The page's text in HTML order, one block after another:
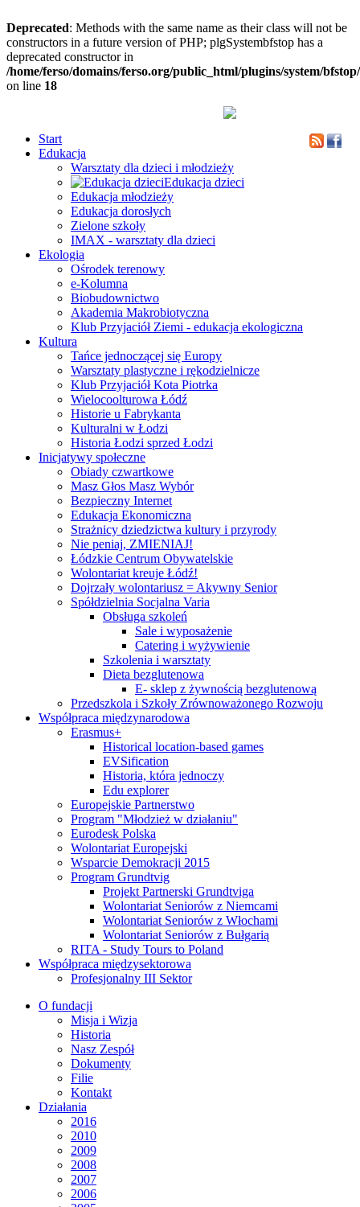
Deprecated: Methods with the same name as their class will not be
constructors in a future version of PHP; plgSystembfstop has a
deprecated constructor in
/home/ferso/domains/ferso.org/public_html/plugins/system/
on line 18
Start
Edukacja
Warsztaty dla dzieci i młodzieży
Edukacja dzieci
Edukacja młodzieży
Edukacja dorosłych
Zielone szkoły
IMAX - warsztaty dla dzieci
Ekologia
Ośrodek terenowy
e-Kolumna
Biobudownictwo
Akademia Makrobiotyczna
Klub Przyjaciół Ziemi - edukacja ekologiczna
Kultura
Tańce jednoczącej się Europy
Warsztaty plastyczne i rękodzielnicze
Klub Przyjaciół Kota Piotrka
Wielocoolturowa Łódź
Historie u Fabrykanta
Kulturalni w Łodzi
Historia Łodzi sprzed Łodzi
Inicjatywy społeczne
Obiady czwartkowe
Masz Głos Masz Wybór
Bezpieczny Internet
Edukacja Ekonomiczna
Strażnicy dziedzictwa kultury i przyrody
Nie peniaj, ZMIENIAJ!
Łódzkie Centrum Obywatelskie
Wolontariat kreuje Łódź!
Dojrzały wolontariusz = Akywny Senior
Spółdzielnia Socjalna Varia
Obsługa szkoleń
Sale i wyposażenie
Catering i wyżywienie
Szkolenia i warsztaty
Dieta bezglutenowa
E- sklep z żywnością bezglutenową
Przedszkola i Szkoły Zrównoważonego Rozwoju
Współpraca międzynarodowa
Erasmus+
Historical location-based games
EVSification
Historia, która jednoczy
Edu explorer
Europejskie Partnerstwo
Program "Młodzież w działaniu"
Eurodesk Polska
Wolontariat Europejski
Wsparcie Demokracji 2015
Program Grundtvig
Projekt Partnerski Grundtviga
Wolontariat Seniorów z Niemcami
Wolontariat Seniorów z Włochami
Wolontariat Seniorów z Bułgarią
RITA - Study Tours to Poland
Współpraca międzysektorowa
Profesjonalny III Sektor
O fundacji
Misja i Wizja
Historia
Nasz Zespół
Dokumenty
Filie
Kontakt
Działania
2016
2010
2009
2008
2007
2006